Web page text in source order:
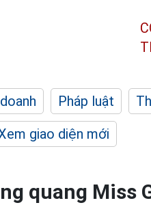
Pháp luật
giao diện mới
quang Miss